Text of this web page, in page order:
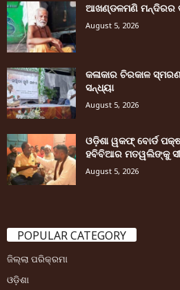
ଆଖଣ୍ଡଳମଣି ମନ୍ଦିରର
August 5, 2026
କଳାକାର ଚିରକାଳ
ସନ୍ଧ୍ୟା
August 5, 2026
ଓଡ଼ିଶା ୱକଫ୍ ବୋର୍ଡ
ହବିବିଆର ମତୱଲିଙ୍କୁ
August 5, 2026
POPULAR CATEGORY
ଜିଲ୍ଲା ପରିକ୍ରମା
ଓଡ଼ିଶା